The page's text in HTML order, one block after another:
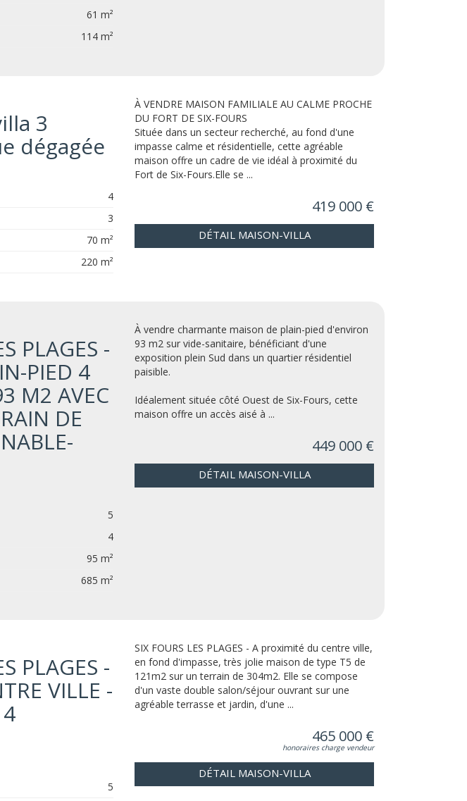
61 m²
114 m²
3
dégagée
4
3
70 m²
220 m²
À VENDRE MAISON FAMILIALE AU CALME PROCHE
DU FORT DE SIX-FOURS
Située dans un secteur recherché, au fond d'une
impasse calme et résidentielle, cette agréable
maison offre un cadre de vie idéal à proximité du
Fort de Six-Fours.Elle se ...
419 000 €
DÉTAIL MAISON-VILLA
PLAGES -
PIED 4
M2 AVEC
DE
5
4
95 m²
685 m²
À vendre charmante maison de plain-pied d'environ
93 m2 sur vide-sanitaire, bénéficiant d'une
exposition plein Sud dans un quartier résidentiel
paisible.
Idéalement située côté Ouest de Six-Fours, cette
maison offre un accès aisé à ...
449 000 €
DÉTAIL MAISON-VILLA
PLAGES -
VILLE -
5
SIX FOURS LES PLAGES - A proximité du centre ville,
en fond d'impasse, très jolie maison de type T5 de
121m2 sur un terrain de 304m2. Elle se compose
d'un vaste double salon/séjour ouvrant sur une
agréable terrasse et jardin, d'une ...
465 000 €
honoraires charge vendeur
DÉTAIL MAISON-VILLA